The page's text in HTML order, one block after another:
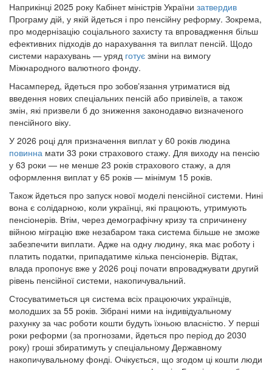
Наприкінці 2025 року Кабінет міністрів України затвердив
Програму дій, у якій йдеться і про пенсійну реформу. Зокрема,
про модернізацію соціального захисту та впровадження більш
ефективних підходів до нарахування та виплат пенсій. Щодо
системи нарахувань — уряд готує зміни на вимогу
Міжнародного валютного фонду.
Насамперед, йдеться про зобовʼязання утриматися від
введення нових спеціальних пенсій або привілеїв, а також
змін, які призвели б до зниження законодавчо визначеного
пенсійного віку.
У 2026 році для призначення виплат у 60 років людина
повинна мати 33 роки страхового стажу. Для виходу на пенсію
у 63 роки — не менше 23 років страхового стажу, а для
оформлення виплат у 65 років — мінімум 15 років.
Також йдеться про запуск нової моделі пенсійної системи. Нині
вона є солідарною, коли українці, які працюють, утримують
пенсіонерів. Втім, через демографічну кризу та спричинену
війною міграцію вже незабаром така система більше не зможе
забезпечити виплати. Адже на одну людину, яка має роботу і
платить податки, припадатиме кілька пенсіонерів. Відтак,
влада пропонує вже у 2026 році почати впроваджувати другий
рівень пенсійної системи, накопичувальний.
Стосуватиметься ця система всіх працюючих українців,
молодших за 55 років. Зібрані ними на індивідуальному
рахунку за час роботи кошти будуть їхньою власністю. У перші
роки реформи (за прогнозами, йдеться про період до 2030
року) гроші збиратимуть у спеціальному Державному
накопичувальному фонді. Очікується, що згодом ці кошти люди